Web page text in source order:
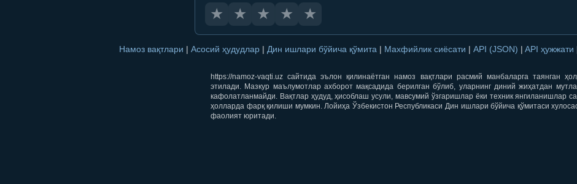
★ ★ ★ ★ ★
Намоз вақтлари | Асосий ҳудудлар | Дин ишлари бўйича қўмита | Махфийлик сиёсати | API (JSON) | API ҳужжати
https://namoz-vaqti.uz сайтида эълон қилинаётган намоз вақтлари расмий манбаларга таянган
этилади. Мазкур маълумотлар ахборот мақсадида берилган бўлиб, уларнинг диний жиҳатдан
кафолатланмайди. Вақтлар ҳудуд, ҳисоблаш усули, мавсумий ўзгаришлар ёки техник янгиланишлар
ҳолларда фарқ қилиши мумкин. Лойиҳа Ўзбекистон Республикаси Дин ишлари бўйича қўмитаси
фаолият юритади.